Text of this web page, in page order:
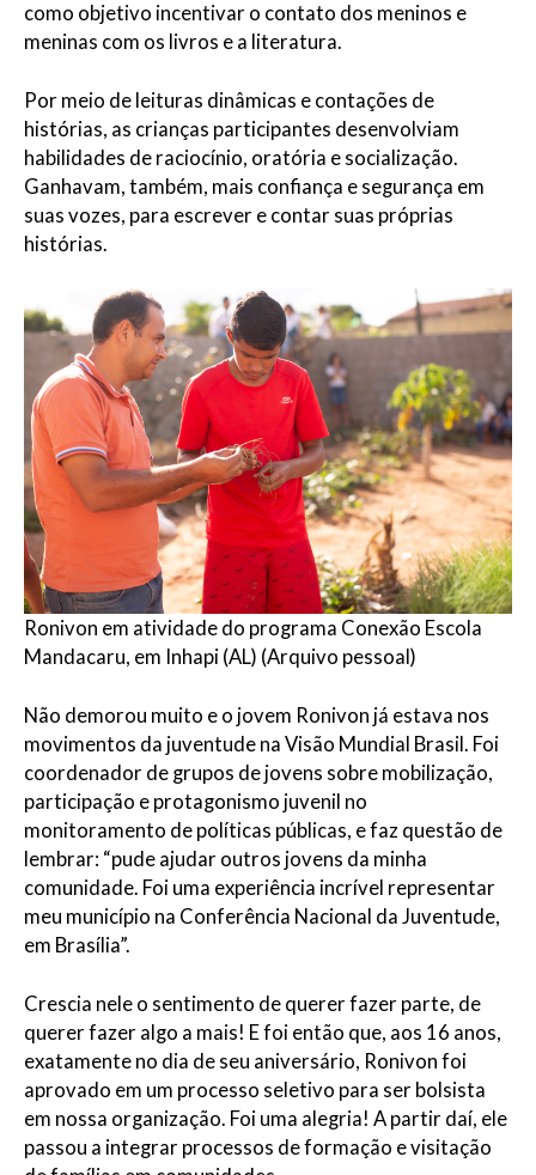
como objetivo incentivar o contato dos meninos e
meninas com os livros e a literatura.
Por meio de leituras dinâmicas e contações de
histórias, as crianças participantes desenvolviam
habilidades de raciocínio, oratória e socialização.
Ganhavam, também, mais confiança e segurança em
suas vozes, para escrever e contar suas próprias
histórias.
Ronivon em atividade do programa Conexão Escola
Mandacaru, em Inhapi (AL) (Arquivo pessoal)
Não demorou muito e o jovem Ronivon já estava nos
movimentos da juventude na Visão Mundial Brasil. Foi
coordenador de grupos de jovens sobre mobilização,
participação e protagonismo juvenil no
monitoramento de políticas públicas, e faz questão de
lembrar: “pude ajudar outros jovens da minha
comunidade. Foi uma experiência incrível representar
meu município na Conferência Nacional da Juventude,
em Brasília”.
Crescia nele o sentimento de querer fazer parte, de
querer fazer algo a mais! E foi então que, aos 16 anos,
exatamente no dia de seu aniversário, Ronivon foi
aprovado em um processo seletivo para ser bolsista
em nossa organização. Foi uma alegria! A partir daí, ele
passou a integrar processos de formação e visitação